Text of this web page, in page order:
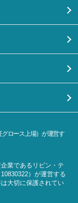
ロース上場）が運営す
業であるリビン・テ
）が運営する
大切に保護されてい